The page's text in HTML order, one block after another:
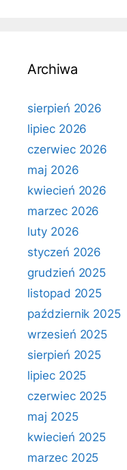
Archiwa
sierpień 2026
lipiec 2026
czerwiec 2026
maj 2026
kwiecień 2026
marzec 2026
luty 2026
styczeń 2026
grudzień 2025
listopad 2025
październik 2025
wrzesień 2025
sierpień 2025
lipiec 2025
czerwiec 2025
maj 2025
kwiecień 2025
marzec 2025